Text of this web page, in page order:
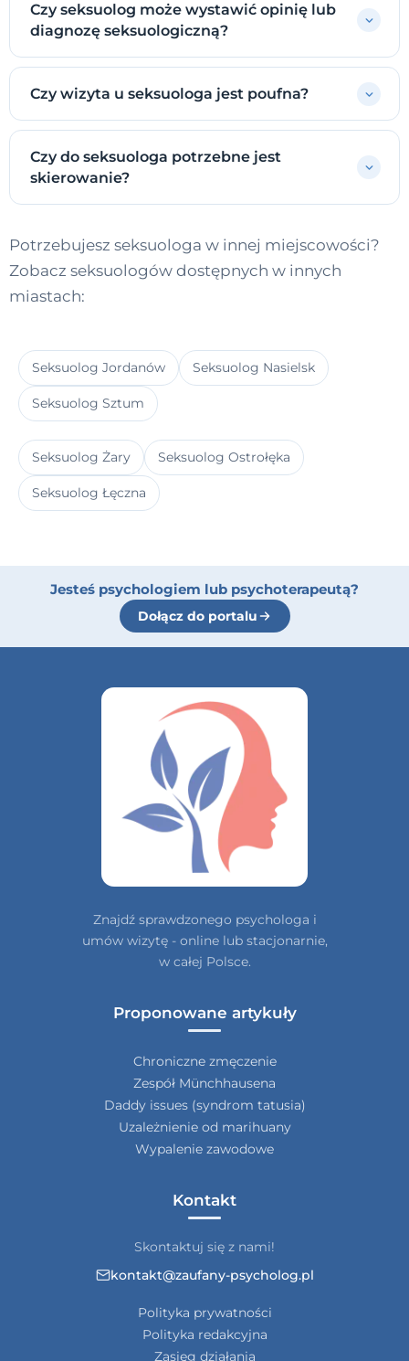
Czy seksuolog może wystawić opinię lub
diagnozę seksuologiczną?
Czy wizyta u seksuologa jest poufna?
Czy do seksuologa potrzebne jest
skierowanie?
Potrzebujesz seksuologa w innej miejscowości?
Zobacz seksuologów dostępnych w innych
miastach:
Seksuolog Jordanów Seksuolog Nasielsk
Seksuolog Sztum
Seksuolog Żary Seksuolog Ostrołęka
Seksuolog Łęczna
Jesteś psychologiem lub psychoterapeutą?
Dołącz do portalu
Znajdź sprawdzonego psychologa i
umów wizytę - online lub stacjonarnie,
w całej Polsce.
Proponowane artykuły
Chroniczne zmęczenie
Zespół Münchhausena
Daddy issues (syndrom tatusia)
Uzależnienie od marihuany
Wypalenie zawodowe
Kontakt
Skontaktuj się z nami!
kontakt@zaufany-psycholog.pl
Polityka prywatności
Polityka redakcyjna
Zasięg działania